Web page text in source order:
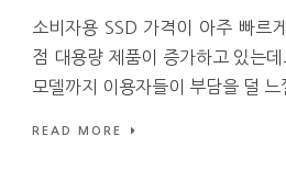
소비자용 SSD 가격이 아주 빠르
점 대용량 제품이 증가하고 있는
모델까지 이용자들이 부담을 덜 느
READ MORE